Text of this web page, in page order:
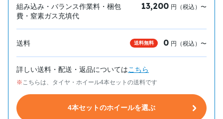
組み込み・バランス作業料・梱包
費・窒素ガス充填代
13,200 円（税込）〜
送料 送料無料 0 円（税込）〜
詳しい送料・配送・返品についてはこちら
こちらは、タイヤ・ホイール4本セットの送料です
4本セットのホイールを選ぶ